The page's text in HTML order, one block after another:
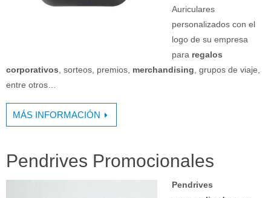
Auriculares
personalizados con el
logo de su empresa
para regalos
corporativos , sorteos, premios, merchandising , grupos de viaje,
entre otros…
MÁS INFORMACIÓN
Pendrives Promocionales
Pendrives